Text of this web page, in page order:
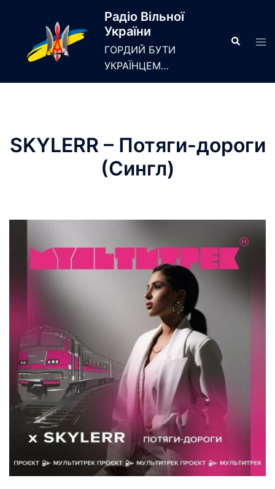
Радіо Вільної
України
ГОРДИЙ БУТИ
УКРАЇНЦЕМ…
Search
SKYLERR – Потяги-дороги
(Сингл)